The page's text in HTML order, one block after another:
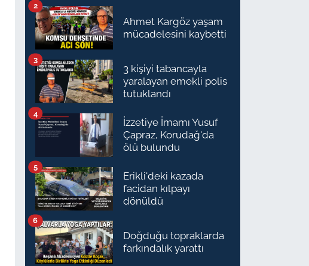
Ahmet Kargöz yaşam
mücadelesini kaybetti
2
3 kişiyi tabancayla
yaralayan emekli polis
tutuklandı
3
İzzetiye İmamı Yusuf
Çapraz, Korudağ'da
ölü bulundu
4
Erikli'deki kazada
facidan kılpayı
dönüldü
5
Doğduğu topraklarda
farkındalık yarattı
6